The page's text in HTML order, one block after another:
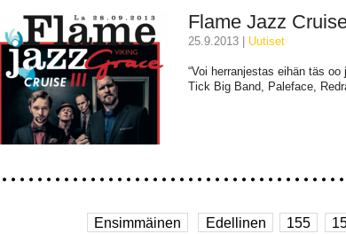
Flame Jazz
25.9.2013 | uutiset
“Voi herranjestas eihän täs
Tick Big Band, Paleface,
Ensimmäinen Edellinen 155